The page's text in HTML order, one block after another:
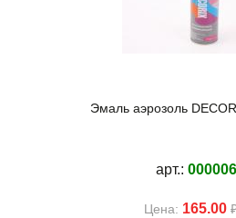
Эмаль аэрозоль
арт.:
Цена: 165.00